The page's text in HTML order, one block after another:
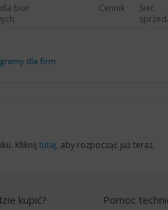
biur
Cennik
Sieć
Kliknij tutaj, aby rozpocząć już teraz.
kupić? Pomoc